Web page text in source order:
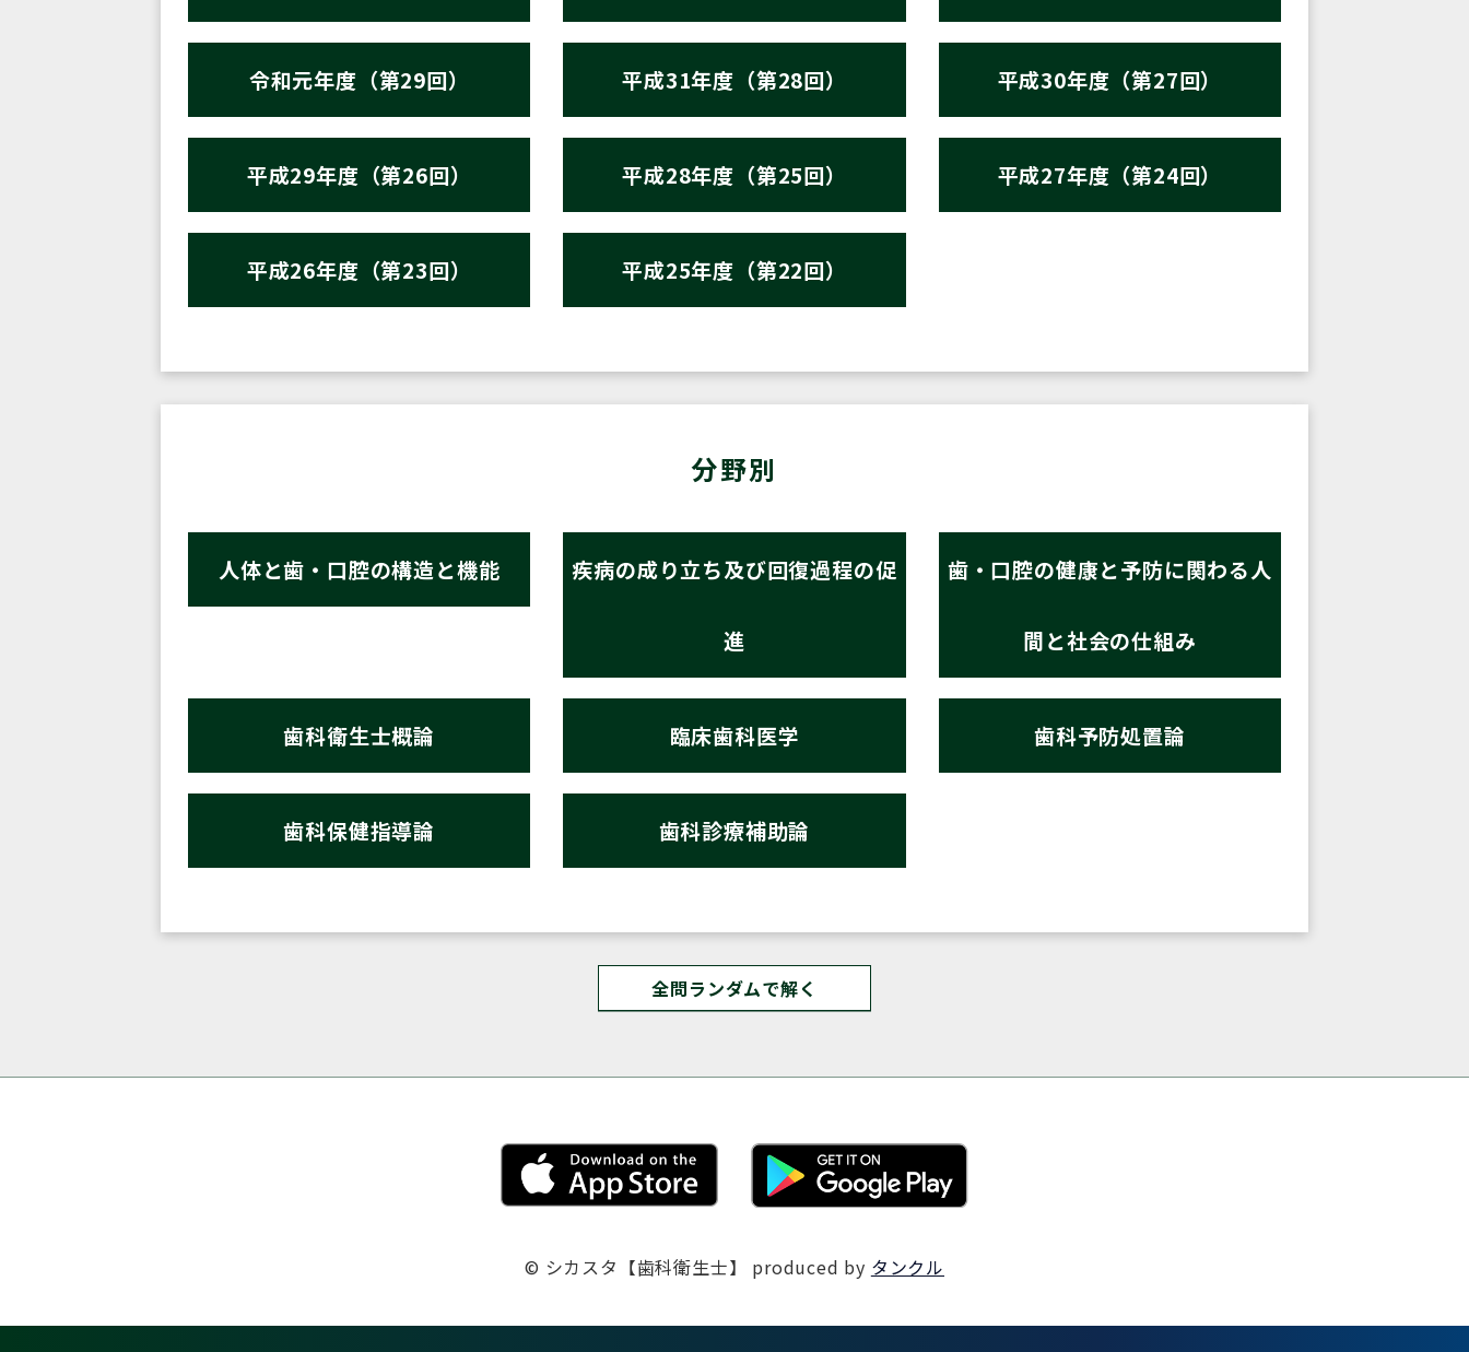
令和元年度（第29回） 平成31年度（第28回） 平成30年度（第27回）
平成29年度（第26回） 平成28年度（第25回） 平成27年度（第24回）
平成26年度（第23回） 平成25年度（第22回）
分野別
人体と歯・口腔の構造と機能 疾病の成り立ち及び回復過程の促
進
歯・口腔の健康と予防に関わる人
間と社会の仕組み
歯科衛生士概論 臨床歯科医学 歯科予防処置論
歯科保健指導論 歯科診療補助論
全問ランダムで解く
© シカスタ【歯科衛生士】 produced by タンクル